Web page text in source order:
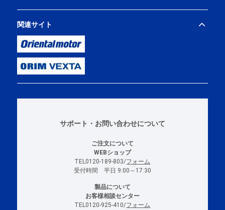
関連サイト
サポート・お問い合わせについて
ご注文について
WEBショップ
TEL0120-189-803/フォーム
受付時間 平日 9:00～17:30
製品について
お客様相談センター
TEL0120-925-410/フォーム